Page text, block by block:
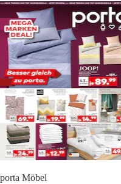
porta Möbel